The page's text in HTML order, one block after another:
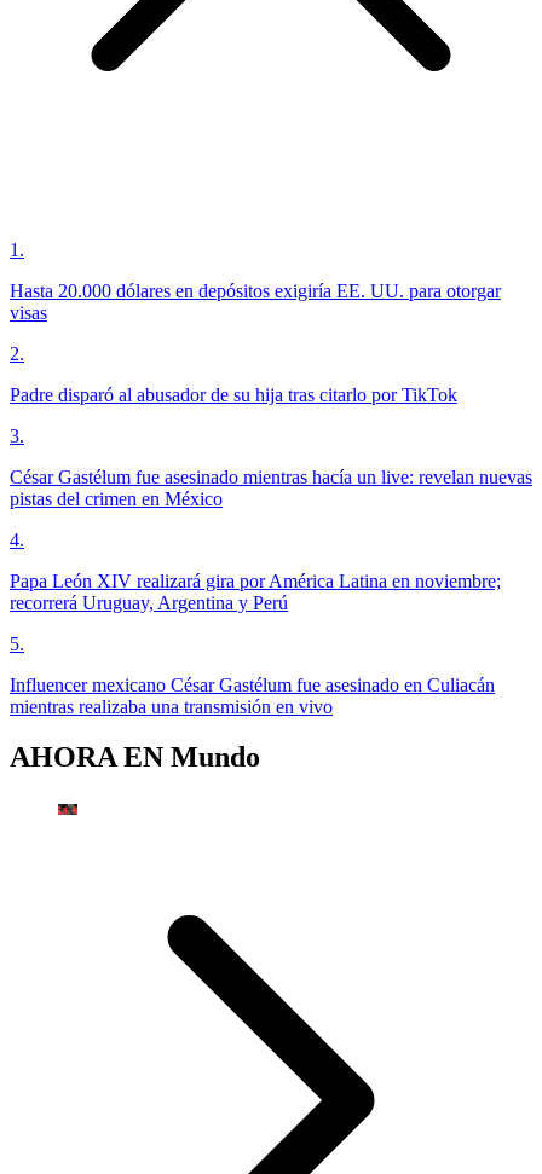
1 .
Hasta 20.000 dólares en depósitos exigiría EE. UU. para otorgar
visas
2.
Padre disparó al abusador de su hija tras citarlo por TikTok
3.
César Gastélum fue asesinado mientras hacía un live: revelan nuevas
pistas del crimen en México
4.
Papa León XIV realizará gira por América Latina en noviembre;
recorrerá Uruguay, Argentina y Perú
5.
Influencer mexicano César Gastélum fue asesinado en Culiacán
mientras realizaba una transmisión en vivo
AHORA EN Mundo